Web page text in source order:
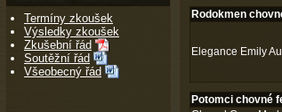
Termíny zkoušek
Výsledky zkoušek
Zkušební řád
Soutěžní řád
Všeobecný řád
Rodokmen
Elegance Emily
Potomci chovné